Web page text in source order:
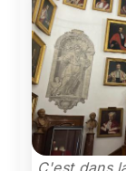
C'est dans